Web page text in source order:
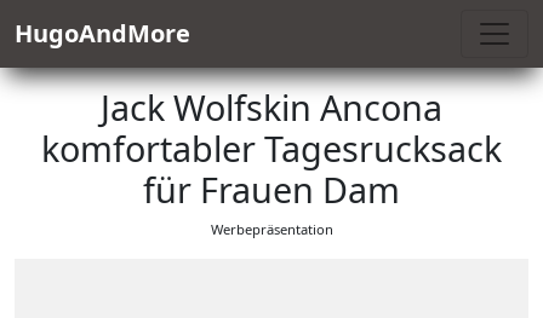
HugoAndMore
Jack Wolfskin Ancona
komfortabler Tagesrucksack
für Frauen Dam
Werbepräsentation